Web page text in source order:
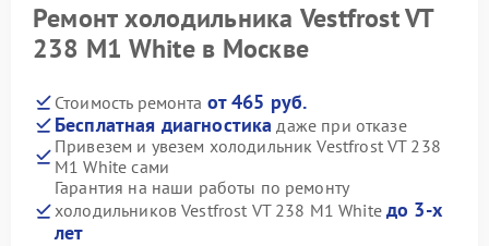
Ремонт холодильника Vestfrost VT
238 M1 White в Москве
Стоимость ремонта от 465 руб.
Бесплатная диагностика даже при отказе
Привезем и увезем холодильник Vestfrost VT 238
M1 White сами
Гарантия на наши работы по ремонту
холодильников Vestfrost VT 238 M1 White до 3-х
лет